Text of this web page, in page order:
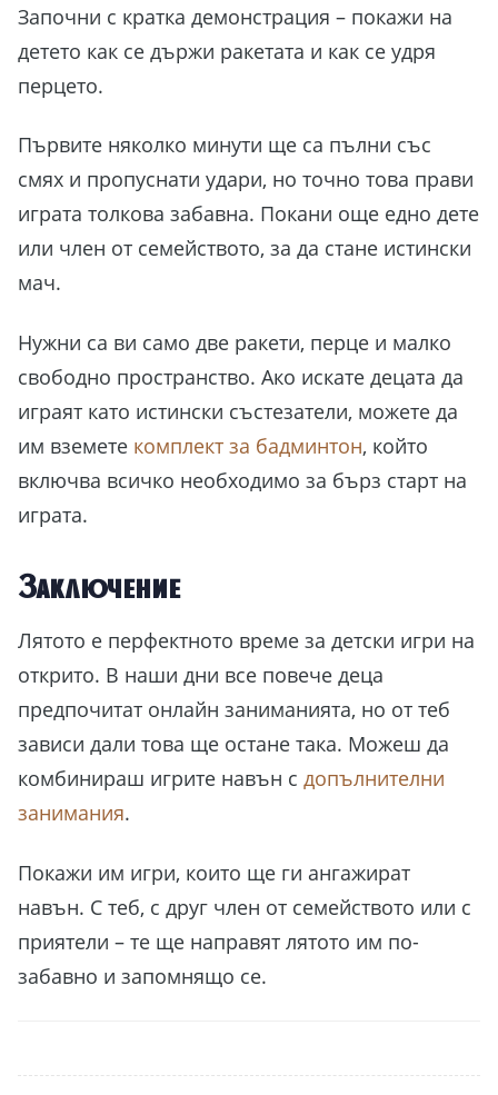
Започни с кратка демонстрация – покажи на
детето как се държи ракетата и как се удря
перцето.
Първите няколко минути ще са пълни със
смях и пропуснати удари, но точно това прави
играта толкова забавна. Покани още едно дете
или член от семейството, за да стане истински
мач.
Нужни са ви само две ракети, перце и малко
свободно пространство. Ако искате децата да
играят като истински състезатели, можете да
им вземете комплект за бадминтон, който
включва всичко необходимо за бърз старт на
играта.
Заключение
Лятото е перфектното време за детски игри на
открито. В наши дни все повече деца
предпочитат онлайн заниманията, но от теб
зависи дали това ще остане така. Можеш да
комбинираш игрите навън с допълнителни
занимания.
Покажи им игри, които ще ги ангажират
навън. С теб, с друг член от семейството или с
приятели – те ще направят лятото им по-
забавно и запомнящо се.